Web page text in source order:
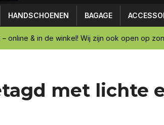
HANDSCHOENEN BAGAGE
online & in de winkel! Wij zijn ook open op
met lichte